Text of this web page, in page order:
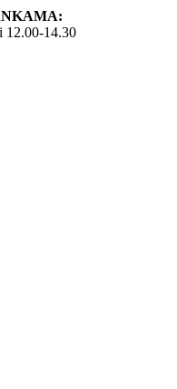
12.00-14.30